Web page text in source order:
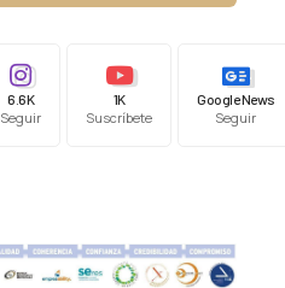
6.6K
Seguir
1K
Suscríbete
Google News
Seguir